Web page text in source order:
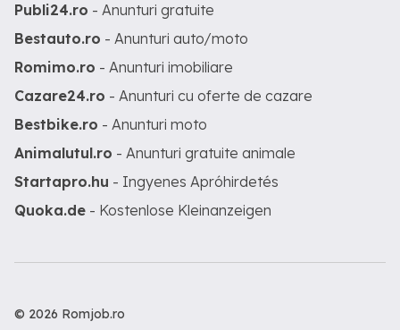
Publi24.ro - Anunturi gratuite
Bestauto.ro - Anunturi auto/moto
Romimo.ro - Anunturi imobiliare
Cazare24.ro - Anunturi cu oferte de cazare
Bestbike.ro - Anunturi moto
Animalutul.ro - Anunturi gratuite animale
Startapro.hu - Ingyenes Apróhirdetés
Quoka.de - Kostenlose Kleinanzeigen
© 2026 Romjob.ro